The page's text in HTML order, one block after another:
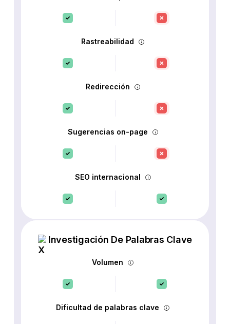
Rastreabilidad
Redirección
Sugerencias on-page
SEO internacional
Investigación De Palabras Clave
Volumen
Dificultad de palabras clave